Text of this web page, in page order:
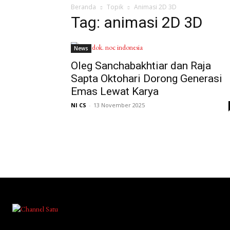
Beranda Topik Animasi 2D 3D
Tag: animasi 2D 3D
News
Oleg Sanchabakhtiar dan Raja
Sapta Oktohari Dorong Generasi
Emas Lewat Karya
NI CS - 13 November 2025